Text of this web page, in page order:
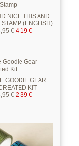
NICE THIS AND
STAMP (ENGLISH)
€ 4,19 €
GOODIE GEAR
KIT
€ 2,39 €